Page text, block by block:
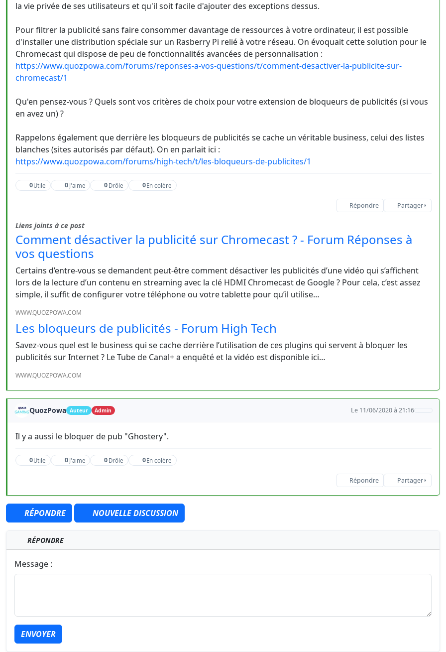
la vie privée de ses utilisateurs et qu'il soit facile d'ajouter des exceptions dessus.
Pour filtrer la publicité sans faire consommer davantage de ressources à votre ordinateur, il est possible
d'installer une distribution spéciale sur un Rasberry Pi relié à votre réseau. On évoquait cette solution pour le
Chromecast qui dispose de peu de fonctionnalités avancées de personnalisation :
https://www.quozpowa.com/forums/reponses-a-vos-questions/t/comment-desactiver-la-publicite-sur-
chromecast/1
Qu'en pensez-vous ? Quels sont vos critères de choix pour votre extension de bloqueurs de publicités (si vous
en avez un) ?
Rappelons également que derrière les bloqueurs de publicités se cache un véritable business, celui des listes
blanches (sites autorisés par défaut). On en parlait ici :
https://www.quozpowa.com/forums/high-tech/t/les-bloqueurs-de-publicites/1
0Utile 0 J'aime 0 Drôle 0En colère
Répondre Partager
Liens joints à ce post
Comment désactiver la publicité sur Chromecast ? - Forum Réponses à
vos questions
Certains d’entre-vous se demandent peut-être comment désactiver les publicités d’une vidéo qui s’affichent
lors de la lecture d’un contenu en streaming avec la clé HDMI Chromecast de Google ? Pour cela, c’est assez
simple, il suffit de configurer votre téléphone ou votre tablette pour qu’il utilise…
WWW.QUOZPOWA.COM
Les bloqueurs de publicités - Forum High Tech
Savez-vous quel est le business qui se cache derrière l’utilisation de ces plugins qui servent à bloquer les
publicités sur Internet ? Le Tube de Canal+ a enquêté et la vidéo est disponible ici…
WWW.QUOZPOWA.COM
QuozPowa Auteur Admin Le 11/06/2020 à 21:16
Il y a aussi le bloquer de pub "Ghostery".
0Utile 0 J'aime 0 Drôle 0En colère
Répondre Partager
RÉPONDRE NOUVELLE DISCUSSION
RÉPONDRE
Message :
ENVOYER